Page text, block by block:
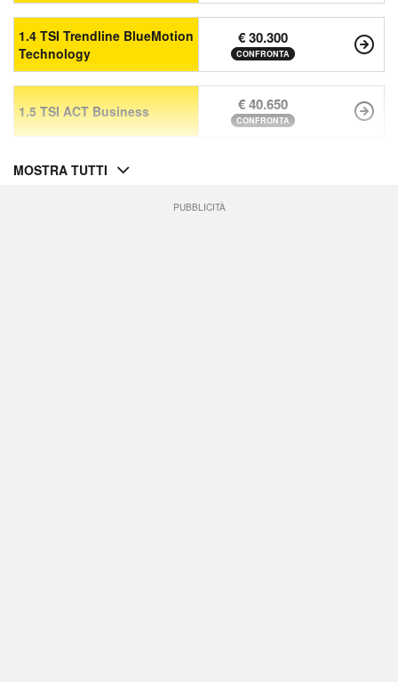
1.4 TSI Trendline BlueMotion
Technology
€ 30.300
CONFRONTA
1.5 TSI ACT Business € 40.650
CONFRONTA
MOSTRA TUTTI
PUBBLICITÀ